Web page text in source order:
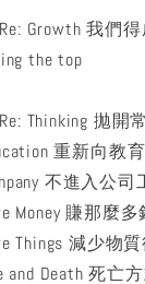
Growth 我們
the top
Thinking 拋開
重新向教
不進入公
Money 賺那麼
Things 減少物
and Death 死亡